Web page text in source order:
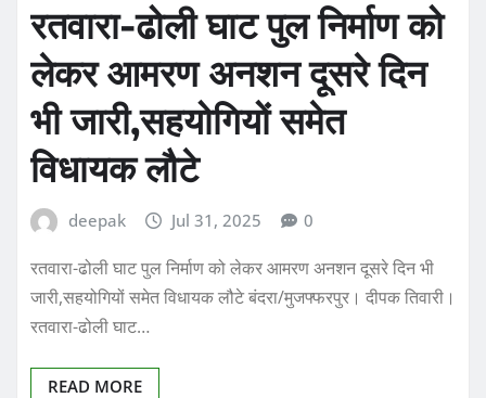
रतवारा-ढोली घाट पुल निर्माण को
लेकर आमरण अनशन दूसरे दिन
भी जारी,सहयोगियों समेत
विधायक लौटे
deepak Jul 31, 2025 0
रतवारा-ढोली घाट पुल निर्माण को लेकर आमरण अनशन दूसरे दिन भी
जारी,सहयोगियों समेत विधायक लौटे बंदरा/मुजफ्फरपुर। दीपक तिवारी।
रतवारा-ढोली घाट…
READ MORE